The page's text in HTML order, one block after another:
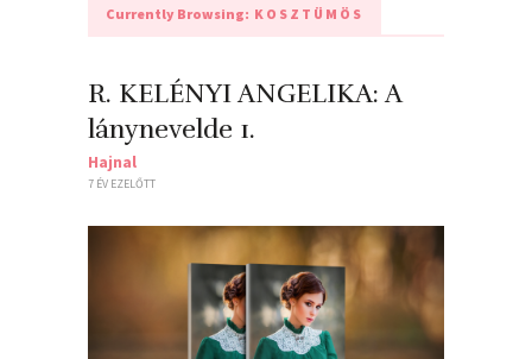
Currently Browsing: KOSZTÜMÖS
R. KELÉNYI ANGELIKA: A
lánynevelde 1.
Hajnal
7 ÉV EZELŐTT